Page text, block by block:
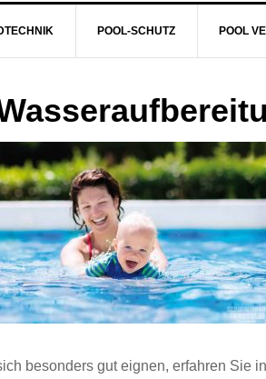
POOL-SCHUTZ POOL
besonders gut eignen, erfahren Sie